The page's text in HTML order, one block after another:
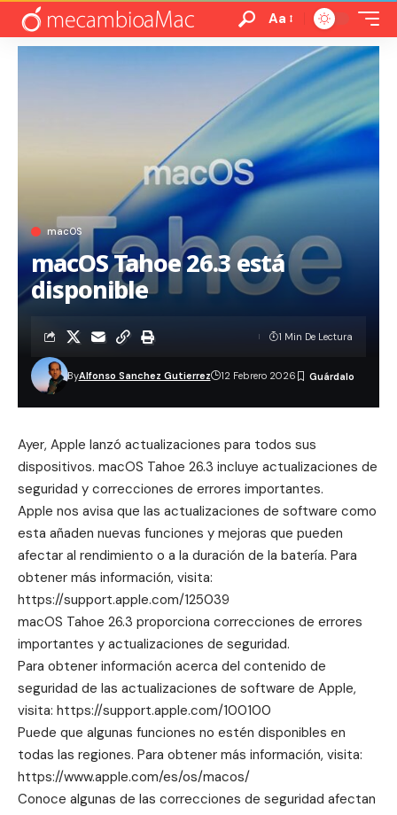
Aa
macOS
macOS Tahoe 26.3 está
disponible
ByAlfonso Sanchez Gutierrez 12 Febrero 2026
1 Min De Lectura
Ayer, Apple lanzó actualizaciones para todos sus
dispositivos. macOS Tahoe 26.3 incluye actualizaciones de
seguridad y correcciones de errores importantes.
Apple nos avisa que las actualizaciones de software como
esta añaden nuevas funciones y mejoras que pueden
afectar al rendimiento o a la duración de la batería. Para
obtener más información, visita:
https://support.apple.com/125039
macOS Tahoe 26.3 proporciona correcciones de errores
importantes y actualizaciones de seguridad.
Para obtener información acerca del contenido de
seguridad de las actualizaciones de software de Apple,
visita: https://support.apple.com/100100
Puede que algunas funciones no estén disponibles en
todas las regiones. Para obtener más información, visita:
https://www.apple.com/es/os/macos/
Conoce algunas de las correcciones de seguridad afectan